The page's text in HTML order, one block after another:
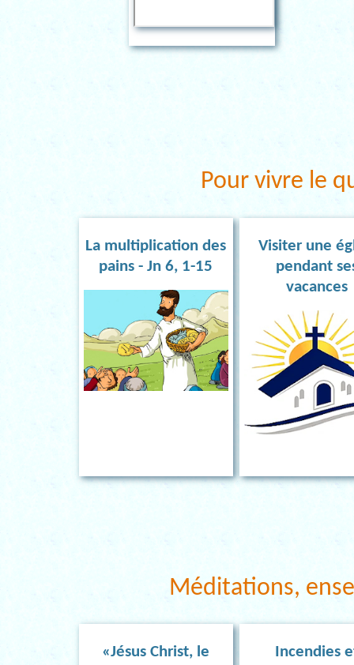
Pour vivre le
La multiplication des
pains - Jn 6, 1-15
Visiter une
pendant
vacances
Méditations,
«Jésus Christ, le
Incendies